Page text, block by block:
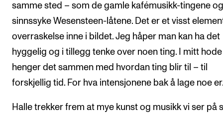
samme sted – som de gamle kafémusikk-tingene
sinnssyke Wesensteen-låtene. Det er et visst
overraskelse inne i bildet. Jeg håper man kan ha det
hyggelig og i tillegg tenke over noen ting. I mitt hode
henger det sammen med hvordan ting blir til – til
forskjellig tid. For hva intensjonene bak å lage noe
Halle trekker frem at mye kunst og musikk vi ser på